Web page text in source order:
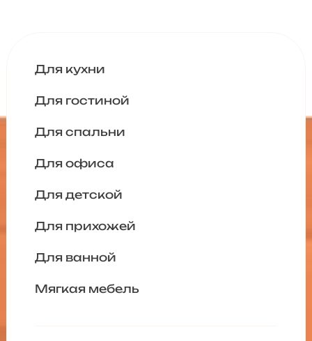
Для кухни
Для гостиной
Для спальни
Для офиса
Для детской
Для прихожей
Для ванной
Мягкая мебель